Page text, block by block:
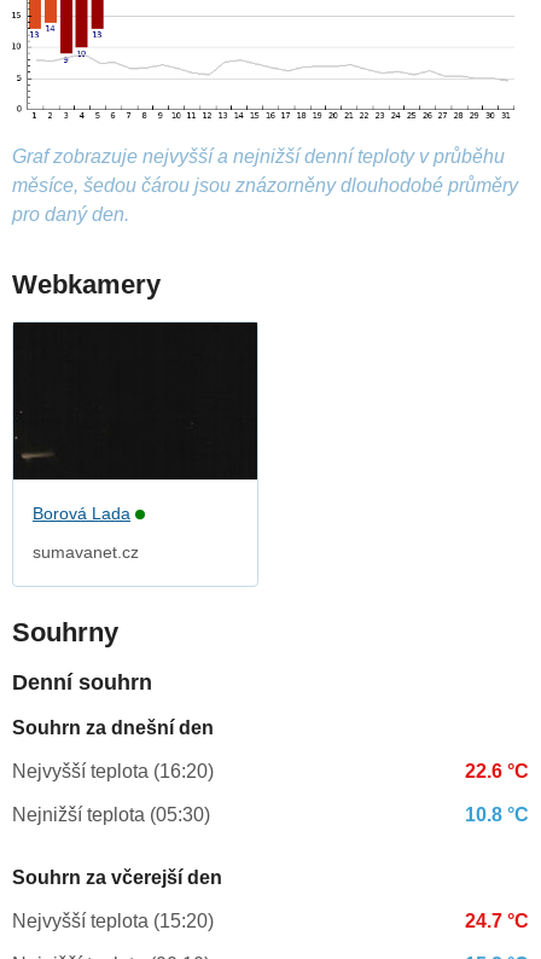
Graf zobrazuje nejvyšší a nejnižší denní teploty v průběhu
měsíce, šedou čárou jsou znázorněny dlouhodobé průměry
pro daný den.
Webkamery
Borová Lada
sumavanet.cz
Souhrny
Denní souhrn
Souhrn za dnešní den
Nejvyšší teplota (16:20) 22.6 °C
Nejnižší teplota (05:30) 10.8 °C
Souhrn za včerejší den
Nejvyšší teplota (15:20) 24.7 °C